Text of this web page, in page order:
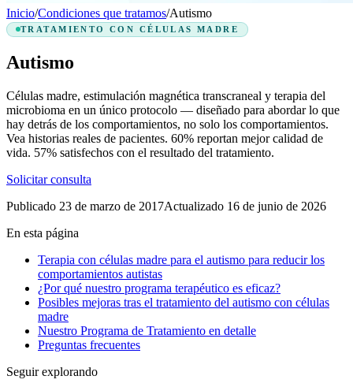
Inicio/Condiciones que tratamos/Autismo
TRATAMIENTO CON CÉLULAS MADRE
Autismo
Células madre, estimulación magnética transcraneal y terapia del
microbioma en un único protocolo — diseñado para abordar lo que
hay detrás de los comportamientos, no solo los comportamientos.
Vea historias reales de pacientes. 60% reportan mejor calidad de
vida. 57% satisfechos con el resultado del tratamiento.
Solicitar consulta
Publicado 23 de marzo de 2017Actualizado 16 de junio de 2026
En esta página
Terapia con células madre para el autismo para reducir los
comportamientos autistas
¿Por qué nuestro programa terapéutico es eficaz?
Posibles mejoras tras el tratamiento del autismo con células
madre
Nuestro Programa de Tratamiento en detalle
Preguntas frecuentes
Seguir explorando